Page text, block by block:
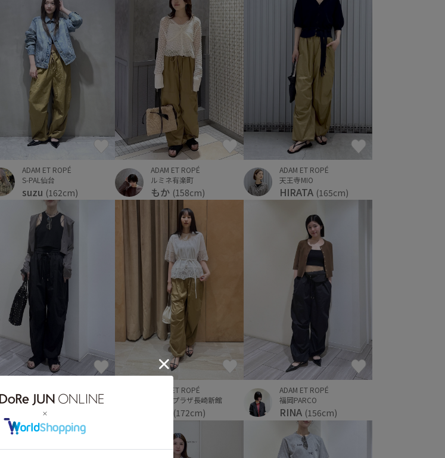
ADAM ET ROPÉ
S-PAL仙台
suzu (162cm)
ADAM ET ROPÉ
ルミネ有楽町
もか (158cm)
ADAM ET ROPÉ
天王寺MIO
HIRATA (165cm)
福岡PARCO
OMURA
ADAM ET ROPÉ
アミュプラザ長崎新館
(172cm)
ADAM ET ROPÉ
福岡PARCO
RINA (156cm)